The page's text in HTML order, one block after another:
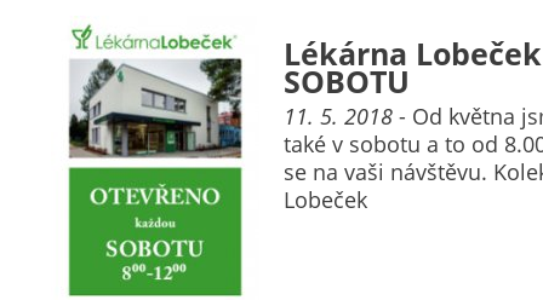
Lékárna Lobeček
SOBOTU
11. 5. 2018 - Od května
také v sobotu a to od
se na vaši návštěvu.
Lobeček